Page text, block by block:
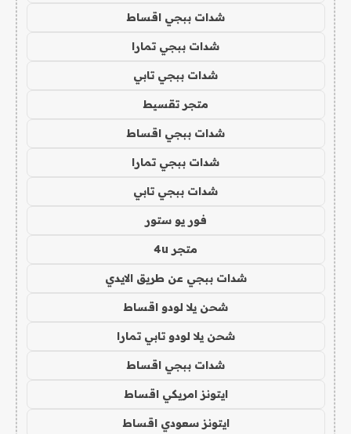
شدات ببجي اقساط
شدات ببجي تمارا
شدات ببجي تابي
متجر تقسيط
شدات ببجي اقساط
شدات ببجي تمارا
شدات ببجي تابي
فور يو ستور
متجر 4u
شدات ببجي عن طريق الايدي
شحن يلا لودو اقساط
شحن يلا لودو تابي تمارا
شدات ببجي اقساط
ايتونز امريكي اقساط
ايتونز سعودي اقساط